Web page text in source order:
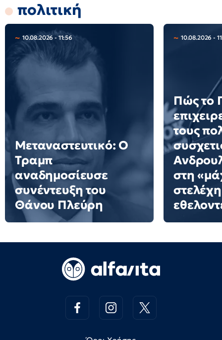
πολιτική
10.08.2026 - 11:56
Μεταναστευτικό: Ο
Τραμπ
αναδημοσίευσε
συνέντευξη του
Θάνου Πλεύρη
10.08.2026 -
Πώς το
τους
στη